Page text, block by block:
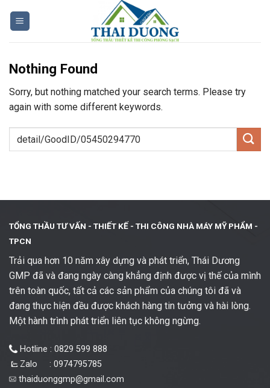
Nothing Found
Sorry, but nothing matched your search terms. Please try
again with some different keywords.
TỔNG THẦU TƯ VẤN - THIẾT KẾ - THI CÔNG NHÀ MÁY MỸ PHẨM -
TPCN
Trải qua hơn 10 năm xây dựng và phát triển, Thái Dương
GMP đã và đang ngày càng khẳng định được vị thế của mình
trên toàn quốc, tất cả các sản phẩm của chúng tôi đã và
đang thực hiện đều được khách hàng tin tưởng và hài lòng.
Một hành trình phát triển liên tục không ngừng.
Hotline : 0829 599 888
Zalo : 0974795785
thaiduonggmp@gmail.com